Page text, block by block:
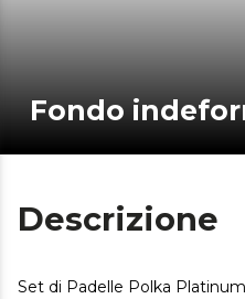
Fondo
Descrizione
Set di Padelle Polka